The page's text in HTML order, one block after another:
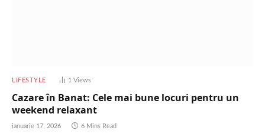
LIFESTYLE 1 Views
Cazare în Banat: Cele mai bune locuri pentru un
weekend relaxant
ianuarie 17, 2026 6 Mins Read